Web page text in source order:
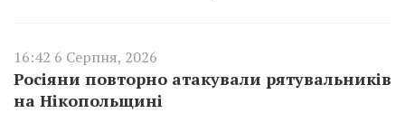
16:42 6 Серпня, 2026
Росіяни повторно атакували рятувальників
на Нікопольщині